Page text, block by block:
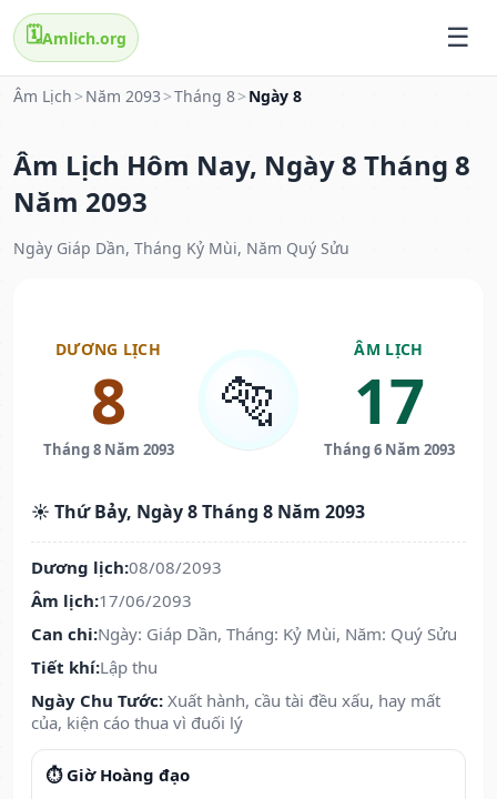
🗓️Amlich.org
Âm Lịch > Năm 2093 >Tháng 8> Ngày 8
Âm Lịch Hôm Nay, Ngày 8 Tháng 8
Năm 2093
Ngày Giáp Dần, Tháng Kỷ Mùi, Năm Quý Sửu
DƯƠNG LỊCH
8
Tháng 8 Năm 2093
🐅
ÂM LỊCH
17
Tháng 6 Năm 2093
☀️ Thứ Bảy, Ngày 8 Tháng 8 Năm 2093
Dương lịch:08/08/2093
Âm lịch:17/06/2093
Can chi:Ngày: Giáp Dần, Tháng: Kỷ Mùi, Năm: Quý Sửu
Tiết khí:Lập thu
Ngày Chu Tước: Xuất hành, cầu tài đều xấu, hay mất
của, kiện cáo thua vì đuối lý
⏱️ Giờ Hoàng đạo